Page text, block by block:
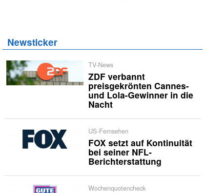
Newsticker
TV-News
ZDF verbannt
preisgekrönten Cannes-
und Lola-Gewinner in die
Nacht
US-Fernsehen
FOX setzt auf Kontinuität
bei seiner NFL-
Berichterstattung
Wochenquotencheck